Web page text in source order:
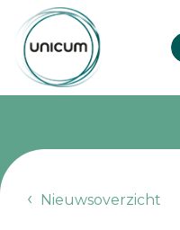
Nieuwsoverzicht